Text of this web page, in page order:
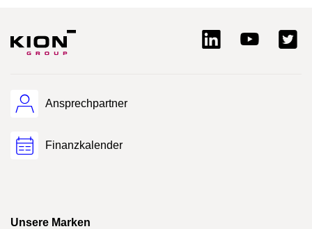
Ansprechpartner
Finanzkalender
Unsere Marken